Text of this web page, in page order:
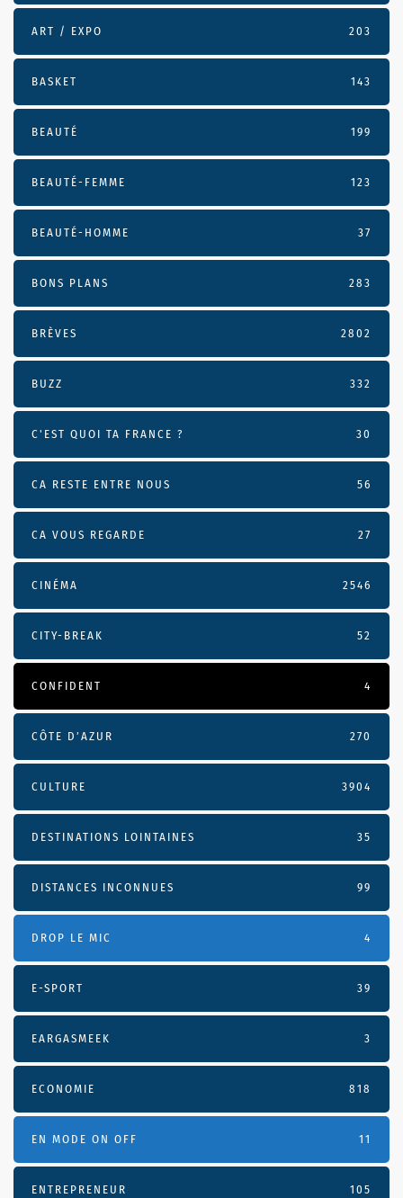
ART / EXPO 203
BASKET 143
BEAUTÉ 199
BEAUTÉ-FEMME 123
BEAUTÉ-HOMME 37
BONS PLANS 283
BRÈVES 2802
BUZZ 332
C'EST QUOI TA FRANCE ? 30
CA RESTE ENTRE NOUS 56
CA VOUS REGARDE 27
CINÉMA 2546
CITY-BREAK 52
CONFIDENT 4
CÔTE D’AZUR 270
CULTURE 3904
DESTINATIONS LOINTAINES 35
DISTANCES INCONNUES 99
DROP LE MIC 4
E-SPORT 39
EARGASMEEK 3
ECONOMIE 818
EN MODE ON OFF 11
ENTREPRENEUR 105